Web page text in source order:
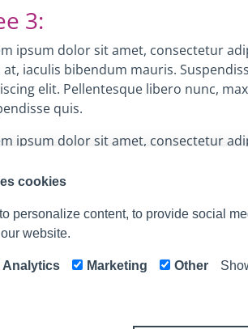
cookies
personalize content, to provide social
website.
Analytics Marketing Other
3:
ipsum dolor sit amet, consectetur
at, iaculis bibendum mauris.
elit. Pellentesque libero nunc,
quis.
ipsum dolor sit amet, consectetur
elit. Pellentesque libero nunc,
du noch mehr erfahren möchtest